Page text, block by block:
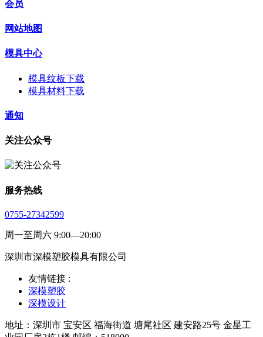
会员
网站地图
模具中心
模具纹板下载
模具材料下载
通知
关注公众号
服务热线
0755-27342599
周一至周六 9:00—20:00
深圳市深模塑胶模具有限公司
友情链接 :
深模塑胶
深模设计
地址：深圳市 宝安区 福海街道 塘尾社区 建安路25号 金星工